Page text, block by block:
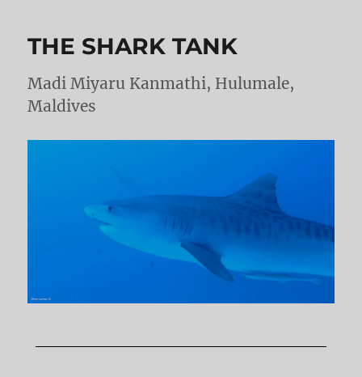
THE SHARK TANK
Madi Miyaru Kanmathi, Hulumale,
Maldives